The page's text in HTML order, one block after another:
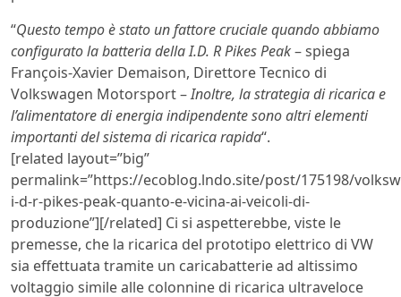
“Questo tempo è stato un fattore cruciale quando abbiamo
configurato la batteria della I.D. R Pikes Peak– spiega
François-Xavier Demaison, Direttore Tecnico di
Volkswagen Motorsport –Inoltre, la strategia di ricarica e
l’alimentatore di energia indipendente sono altri elementi
importanti del sistema di ricarica rapida“.
[related layout=”big”
permalink=”https://ecoblog.lndo.site/post/175198/
i-d-r-pikes-peak-quanto-e-vicina-ai-veicoli-di-
produzione”][/related] Ci si aspetterebbe, viste le
premesse, che la ricarica del prototipo elettrico di VW
sia effettuata tramite un caricabatterie ad altissimo
voltaggio simile alle colonnine di ricarica ultraveloce